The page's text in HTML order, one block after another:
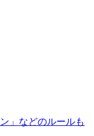
」などのルールも